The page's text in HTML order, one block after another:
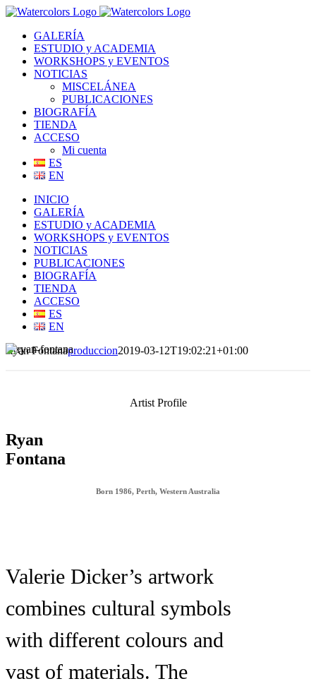
Saltar
contenidoGALERÍA
ESTUDIO y ACADEMIA
WORKSHOPS y EVENTOS
NOTICIAS
MISCELÁNEA
PUBLICACIONES
BIOGRAFÍA
TIENDA
ACCESO
Mi cuenta
ES
EN
INICIO
GALERÍA
ESTUDIO y ACADEMIA
WORKSHOPS y EVENTOS
NOTICIAS
PUBLICACIONES
BIOGRAFÍA
TIENDA
ACCESO
ES
EN
Ryan Fontanaproduccion2019-03-12T19:02:21+01:00
Artist Profile
Ryan
Fontana
Born 1986, Perth, Western Australia
Valerie Dicker’s artwork
combines cultural symbols
with different colours and
vast of materials. The